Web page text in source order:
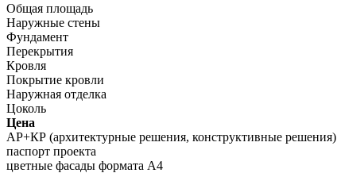
Общая площадь
Наружные стены
Фундамент
Перекрытия
Кровля
Покрытие кровли
Наружная отделка
Цоколь
Цена
АР+КР (архитектурные решения, конструктивные решения)
паспорт проекта
цветные фасады формата А4